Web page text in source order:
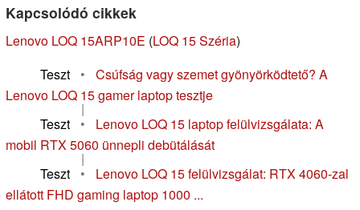
Kapcsolódó cikkek
Lenovo LOQ 15ARP10E (LOQ 15 Széria)
Teszt
•
Csúfság vagy szemet gyönyörködtető? A
Lenovo LOQ 15 gamer laptop tesztje
|
Teszt
•
Lenovo LOQ 15 laptop felülvizsgálata: A
mobil RTX 5060 ünnepli debütálását
|
Teszt
•
Lenovo LOQ 15 felülvizsgálat: RTX 4060-zal
ellátott FHD gaming laptop 1000 ...